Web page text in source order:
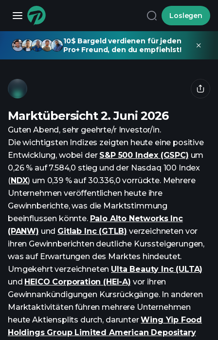
Loslegen
10$ Bargeld verdienen für jeden
Pro+ Freund, den du empfiehlst!
Marktübersicht 2. Juni 2026
Guten Abend, sehr geehrte/r Investor/in.
Die wichtigsten Indizes zeigten heute eine positive
Entwicklung, wobei der S&P 500 Index (GSPC) um
0,26 % auf 7.584,0 stieg und der Nasdaq 100 Index
(NDX) um 0,39 % auf 30.336,0 vorrückte. Mehrere
Unternehmen veröffentlichen heute ihre
Gewinnberichte, was die Marktstimmung
beeinflussen könnte. Palo Alto Networks Inc
(PANW) und Gitlab Inc (GTLB) verzeichneten vor
ihren Gewinnberichten deutliche Kurssteigerungen,
was auf Erwartungen des Marktes hindeutet.
Umgekehrt verzeichneten Ulta Beauty Inc (ULTA)
und HEICO Corporation (HEI-A) vor ihren
Gewinnankündigungen Kursrückgänge. In anderen
Marktaktivitäten führen mehrere Unternehmen
heute Aktiensplits durch, darunterWing Yip Food
Holdings Group Limited American Depositary